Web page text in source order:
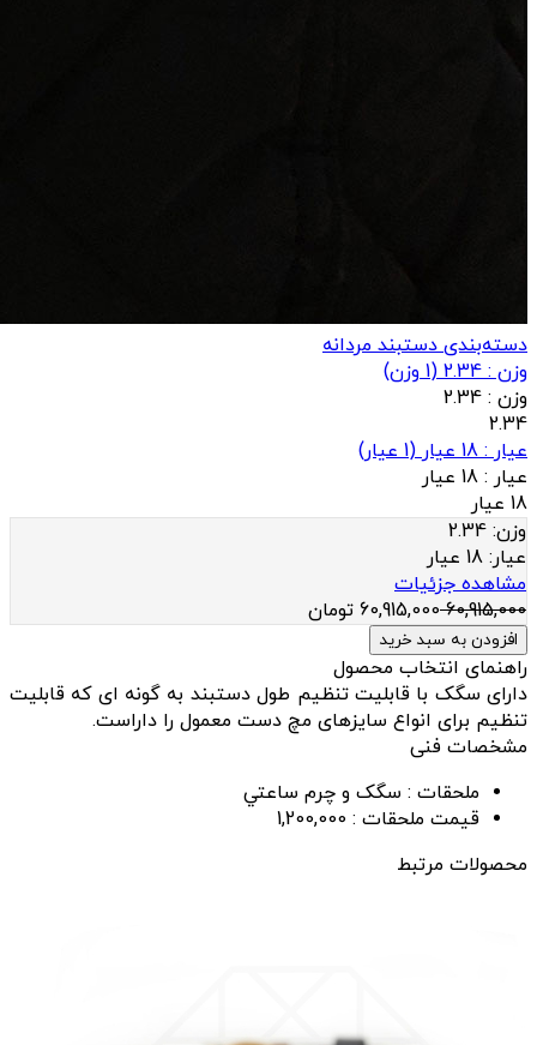
دسته‌بندی دستبند مردانه
وزن : 2.34
(
1 وزن)
وزن : 2.34
2.34
عيار : 18 عیار
(
1 عيار)
عيار : 18 عیار
18 عیار
وزن: 2.34
عيار: 18 عیار
مشاهده جزئیات
60,915,000
60,915,000 تومان
افزودن به سبد خرید
راهنمای انتخاب محصول
دارای سگک با قابلیت تنظیم طول دستبند به گونه ای که قابلیت
تنظیم برای انواع سایزهای مچ دست معمول را داراست.
مشخصات فنی
ملحقات : سگک و چرم ساعتي
قیمت ملحقات : 1,200,000
محصولات مرتبط